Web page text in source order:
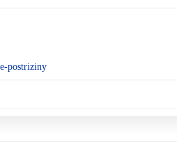
postriziny